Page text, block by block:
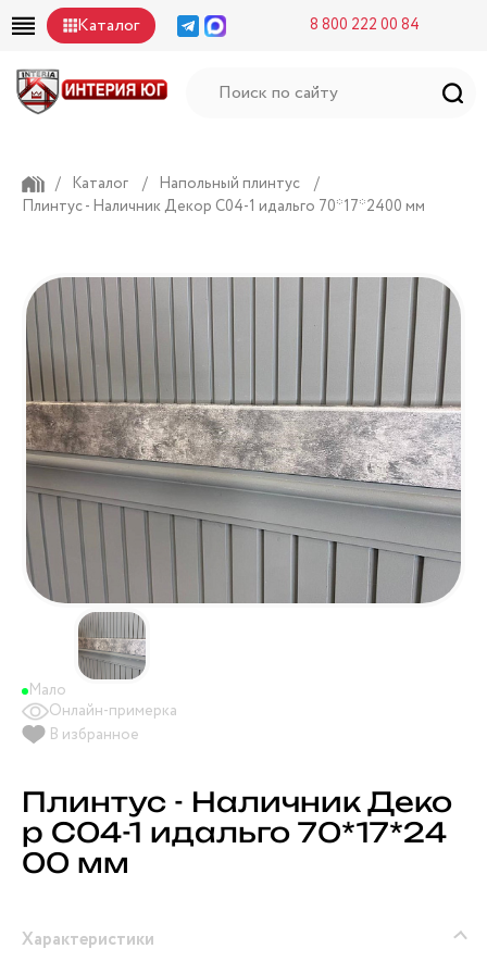
Каталог 8 800 222 00 84
/ Каталог / Напольный плинтус
/
Плинтус - Наличник Декор С04-1 идальго 70*17*2400 мм
Мало
Онлайн-примерка
В избранное
Плинтус - Наличник Деко
р С04-1 идальго 70*17*24
00 мм
Характеристики